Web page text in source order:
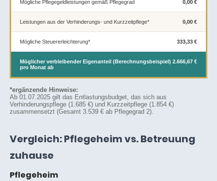
Mögliche Pflegegeldleistungen gemäß Pflegegrad 0,00 €
Leistungen aus der Verhinderungs- und Kurzzeitpflege* 0,00 €
Mögliche Steuererleichterung* 333,33 €
Möglicher verbleibender Eigenanteil (Berechnungsbeispiel)
pro Monat ab
2.666,67 €
*ergänzende Hinweise:
Ab 01.07.2025 gilt das Entlastungsbudget, das sich aus
Verhinderungspflege (1.685 €) und Kurzzeitpflege (1.854 €)
zusammensetzt (Gesamt 3.539 € ab Pflegegrad 2).
Vergleich: Pflegeheim vs. Betreuung
zuhause
Pflegeheim